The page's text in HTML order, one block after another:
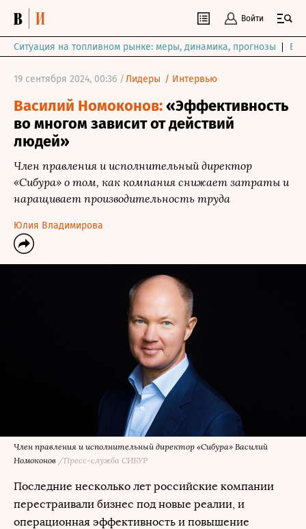
Войти
Ситуация на топливном рынке: меры, динамика, прогнозы
19 сентября 2024, 00:36 /Лидеры / Интервью
Василий Номоконов:«Эффективность
во многом зависит от действий
людей»
Член правления и исполнительный директор
«Сибура» о том, как компания снижает затраты и
наращивает производительность труда
Юлия Владимирова
Член правления и исполнительный директор «Сибура» Василий
Номоконов /Пресс-служба СИБУР
Последние несколько лет российские компании
перестраивали бизнес под новые реалии, и
операционная эффективность и повышение